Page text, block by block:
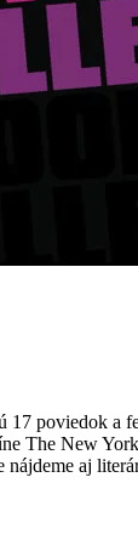
17 poviedok a
The New
aj